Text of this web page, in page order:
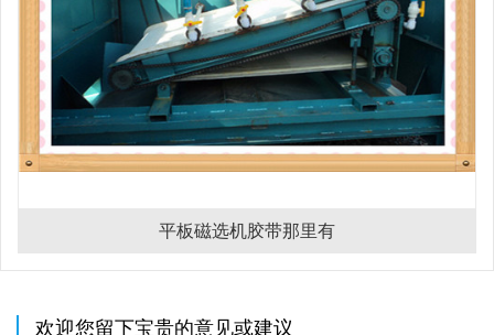
平板磁选机胶带那里有
欢迎您留下宝贵的意见或建议